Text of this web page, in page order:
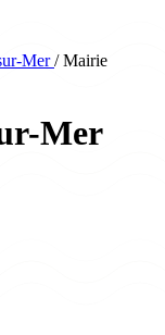
Mer / Mairie
Mer